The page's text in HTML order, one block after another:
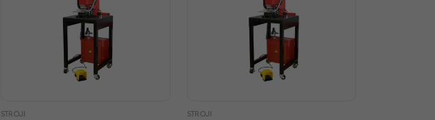
STROJI STROJI